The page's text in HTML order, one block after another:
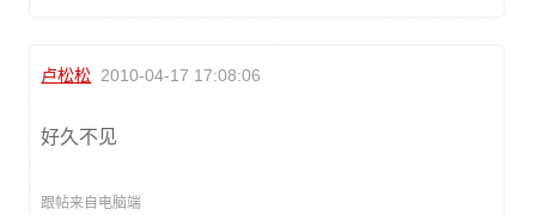
卢松松 2010-04-17 17:08:06
好久不见
跟帖来自电脑端